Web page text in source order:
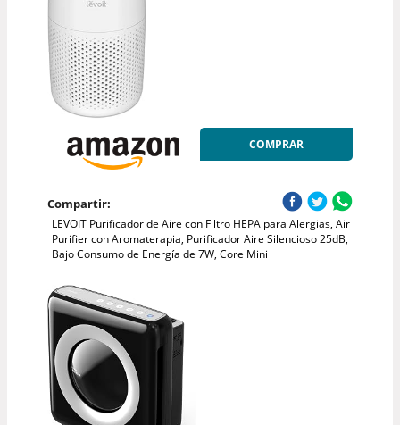
COMPRAR
Compartir:
LEVOIT Purificador de Aire con Filtro HEPA para Alergias, Air
Purifier con Aromaterapia, Purificador Aire Silencioso 25dB,
Bajo Consumo de Energía de 7W, Core Mini